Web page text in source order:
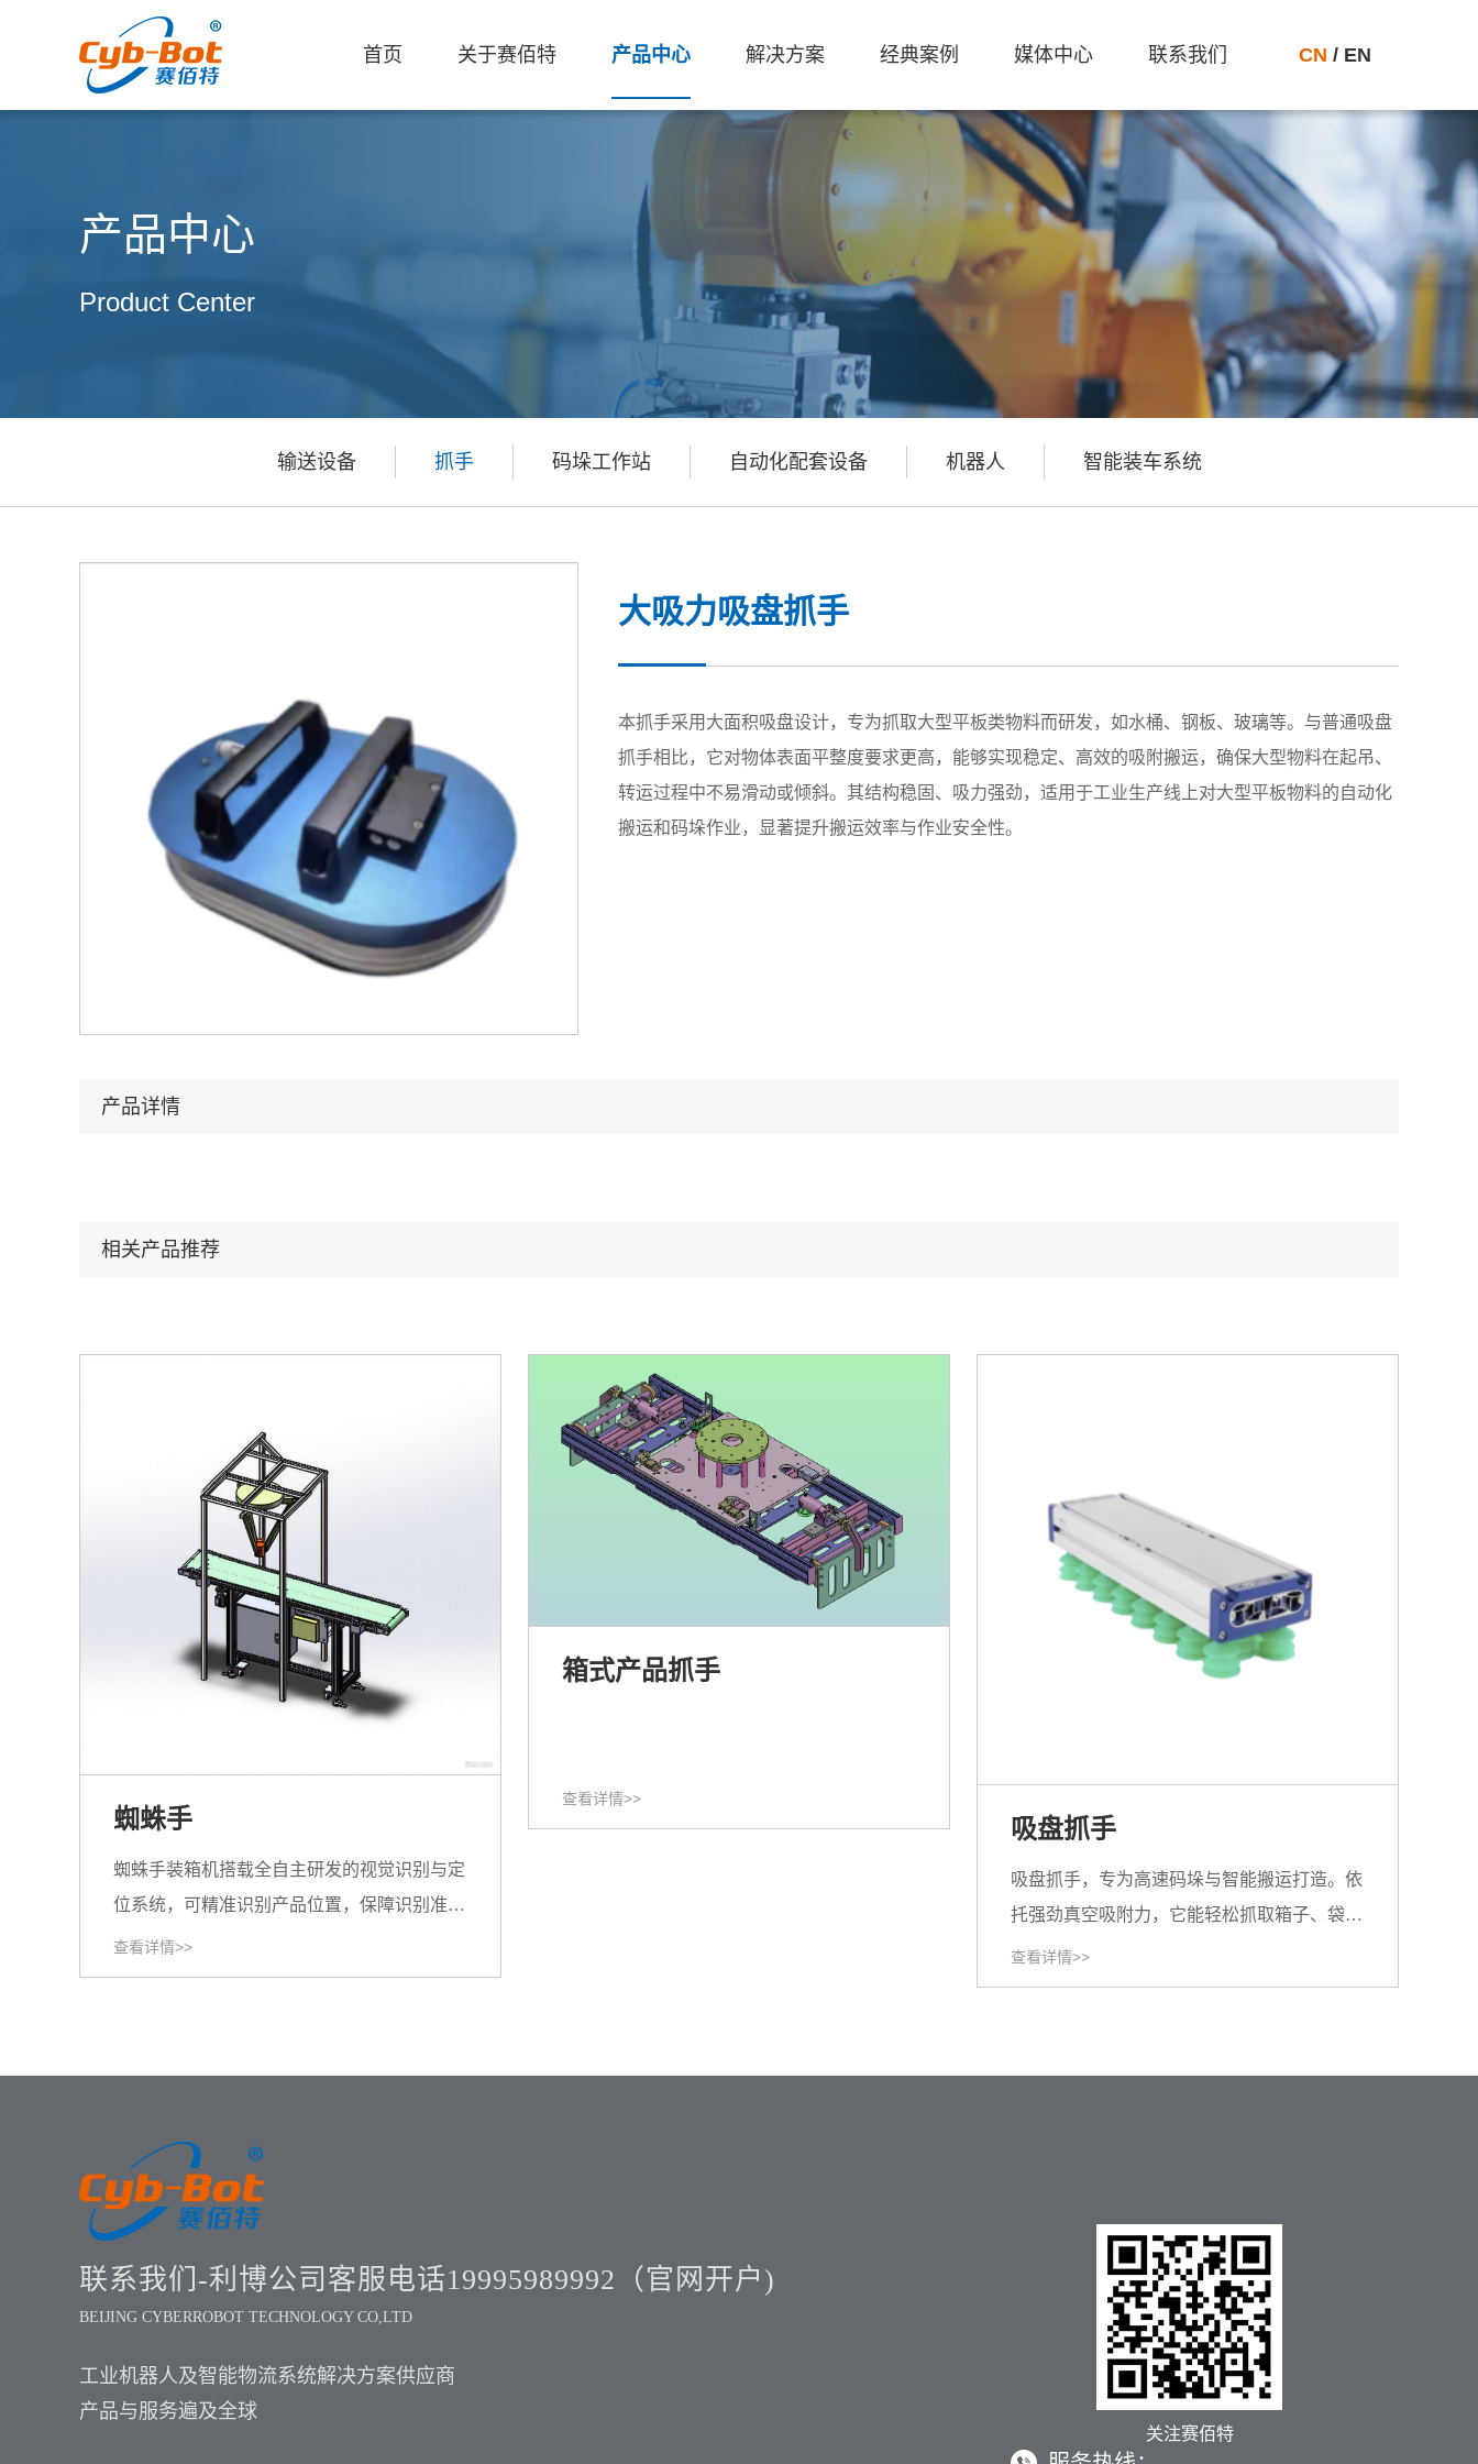
首页 关于赛佰特 产品中心 解决方案 经典案例 媒体中心 联系我们 CN / EN
产品中心
Product Center
输送设备 抓手 码垛工作站 自动化配套设备 机器人 智能装车系统
大吸力吸盘抓手
本抓手采用大面积吸盘设计，专为抓取大型平板类物料而研发，如水桶、钢板、玻璃等。与普通吸盘
抓手相比，它对物体表面平整度要求更高，能够实现稳定、高效的吸附搬运，确保大型物料在起吊、
转运过程中不易滑动或倾斜。其结构稳固、吸力强劲，适用于工业生产线上对大型平板物料的自动化
搬运和码垛作业，显著提升搬运效率与作业安全性。
产品详情
相关产品推荐
蜘蛛手
蜘蛛手装箱机搭载全自主研发的视觉识别与定
位系统，可精准识别产品位置，保障识别准确
率。机器视觉识别系统在高速生产线上完成各
类高精度作业，将处理结果传输至并联机器
采用电机传动输送带，结合视觉系统定位与输
置、姿态识别及精准抓取。设备可根据生产节
拍与现场需求，支持多条输送线并行作业。
查看详情>>
箱式产品抓手
查看详情>>
吸盘抓手
吸盘抓手，专为高速码垛与智能搬运打造。依
托强劲真空吸附力，它能轻松抓取箱子、袋
子、板材、瓶罐等各类物料，实现快速稳定的
搬运。轻量化铝合金框架降低整机负载，真空
查看详情>>
联系我们-利博公司客服电话19995989992（官网开户)
BEIJING CYBERROBOT TECHNOLOGY CO,LTD
工业机器人及智能物流系统解决方案供应商
产品与服务遍及全球
关注赛佰特